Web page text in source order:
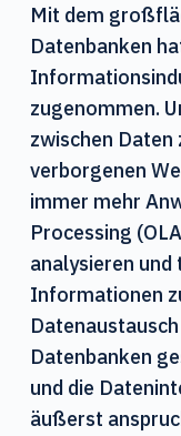
Mit dem
Datenbanken
zugenommen.
zwischen Daten
verborgenen
immer mehr
Processing
analysieren
Informationen
Datenbanken
und die
äußerst